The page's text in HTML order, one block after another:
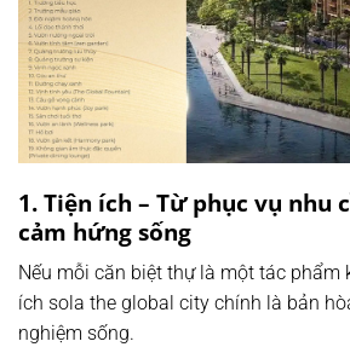
1. Tiện ích – Từ phục vụ nhu
cảm hứng sống
Nếu mỗi căn biệt thự là một tác phẩm
ích sola the global city chính là bản
nghiệm sống.